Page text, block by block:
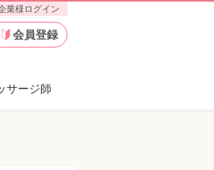
業様ログイン
会員登録
サージ師